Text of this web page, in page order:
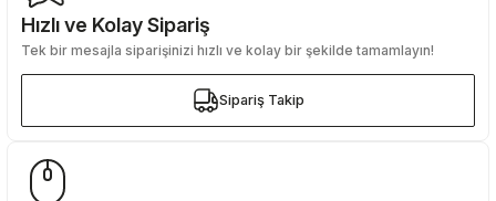
Gönder
Hızlı ve Kolay Sipariş
Tek bir mesajla siparişinizi hızlı ve kolay bir şekilde tamamlayın!
Sipariş Takip
Sipariş Takip